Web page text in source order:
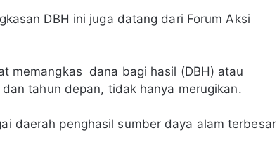
DBH ini juga datang dari Forum Aksi
memangkas dana bagi hasil (DBH) atau
tahun depan, tidak hanya merugikan.
daerah penghasil sumber daya alam terbesar